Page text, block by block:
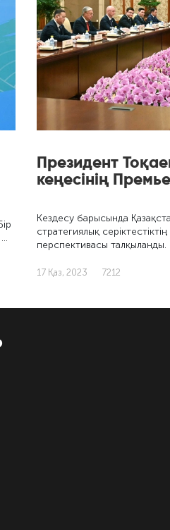
Президент
кеңесінің
Кездесу барысында
стратегиялық
перспективасы талқыланды.
17 Қаз, 2023 7212